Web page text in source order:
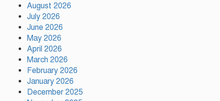
August 2026
July 2026
June 2026
May 2026
April 2026
March 2026
February 2026
January 2026
December 2025